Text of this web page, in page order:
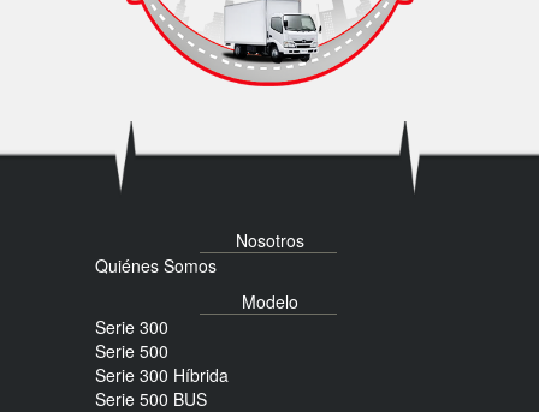
Nosotros
Quiénes Somos
Modelo
Serie 300
Serie 500
Serie 300 Híbrida
Serie 500 BUS